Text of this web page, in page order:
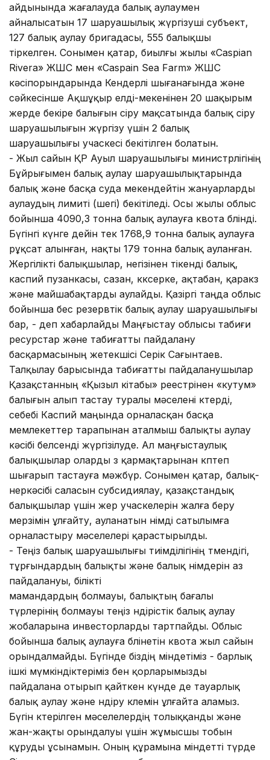
айдынында жағалауда балық аулаумен
айналысатын 17 шаруашылық жүргізуші субъект,
127 балық аулау бригадасы, 555 балықшы
тіркелген. Сонымен қатар, биылғы жылы «Caspian
Rivera» ЖШС мен «Caspain Sea Farm» ЖШС
кәсіпорындарында Кендерлі шығанағында және
сәйкесінше Ақшұқыр елді-мекенінен 20 шақырым
жерде бекіре балығын өсіру мақсатында балық өсіру
шаруашылығын жүргізу үшін 2 балық
шаруашылығы учаскесі бекітілген болатын.
- Жыл сайын ҚР Ауыл шаруашылығы министрлігінің
Бұйрығымен балық аулау шаруашылықтарында
балық және басқа суда мекендейтін жануарларды
аулаудың лимиті (шегі) бекітіледі. Осы жылы облыс
бойынша 4090,3 тонна балық аулауға квота бөлінді.
Бүгінгі күнге дейін тек 1768,9 тонна балық аулауға
рұқсат алынған, нақты 179 тонна балық ауланған.
Жергілікті балықшылар, негізінен тікенді балық,
каспий пузанкасы, сазан, көксерке, ақтабан, қаракөз
және майшабақтарды аулайды. Қазіргі таңда облыс
бойынша бес резервтік балық аулау шаруашылығы
бар, - деп хабарлайды Маңғыстау облысы табиғи
ресурстар және табиғатты пайдалану
басқармасының жетекшісі Серік Сағынтаев.
Талқылау барысында табиғатты пайдаланушылар
Қазақстанның «Қызыл кітабы» реестрінен «кутум»
балығын алып тастау туралы мәселені көтерді,
себебі Каспий маңында орналасқан басқа
мемлекеттер тарапынан аталмыш балықты аулау
кәсібі белсенді жүргізілуде. Ал маңғыстаулық
балықшылар оларды өз қармақтарынан көптеп
шығарып тастауға мәжбүр. Сонымен қатар, балық-
өнеркәсібі саласын субсидиялау, қазақстандық
балықшылар үшін жер учаскелерін жалға беру
мерзімін ұлғайту, ауланатын өнімді сатылымға
орналастыру мәселелері қарастырылды.
- Теңіз балық шаруашылығы тиімділігінің төмендігі,
тұрғындардың балықты және балық өнімдерін аз
пайдалануы, білікті
мамандардың болмауы, балықтың бағалы
түрлерінің болмауы теңіз өндірістік балық аулау
жобаларына инвесторларды тартпайды. Облыс
бойынша балық аулауға бөлінетін квота жыл сайын
орындалмайды. Бүгінде біздің міндетіміз - барлық
ішкі мүмкіндіктеріміз бен қорларымызды
пайдалана отырып қайткен күнде де тауарлық
балық аулау және өндіру көлемін ұлғайта аламыз.
Бүгін көтерілген мәселелердің толыққанды және
жан-жақты орындалуы үшін жұмысшы тобын
құруды ұсынамын. Оның құрамына міндетті түрде